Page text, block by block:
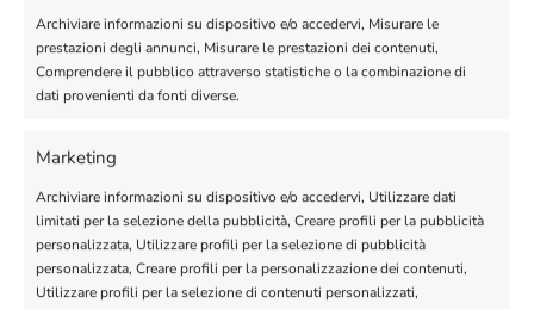
Archiviare informazioni su dispositivo e/o accedervi, Misurare le
prestazioni degli annunci, Misurare le prestazioni dei contenuti,
Comprendere il pubblico attraverso statistiche o la combinazione di
dati provenienti da fonti diverse.
Marketing
Archiviare informazioni su dispositivo e/o accedervi, Utilizzare dati
limitati per la selezione della pubblicità, Creare profili per la pubblicità
personalizzata, Utilizzare profili per la selezione di pubblicità
personalizzata, Creare profili per la personalizzazione dei contenuti,
Utilizzare profili per la selezione di contenuti personalizzati,
echo $response; // output
{success:true/false, message:response
message}
COPIA